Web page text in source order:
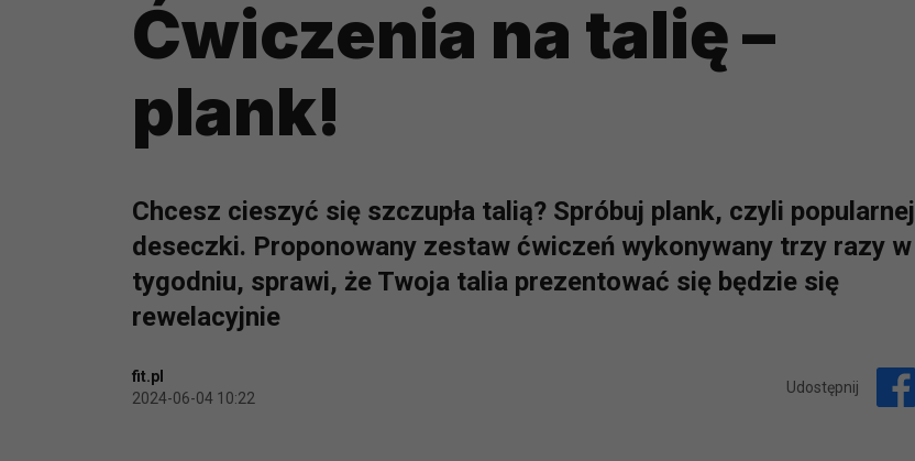
Ćwiczenia na talię –
plank!
Chcesz cieszyć się szczupła talią? Spróbuj plank, czyli popularnej
deseczki. Proponowany zestaw ćwiczeń wykonywany trzy razy w
tygodniu, sprawi, że Twoja talia prezentować się będzie się
rewelacyjnie
fit.pl
2024-06-04 10:22
Udostępnij